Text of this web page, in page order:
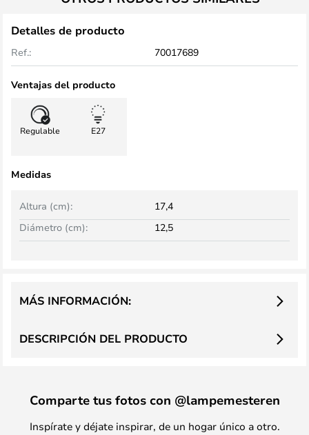
Detalles de producto
Ref.: 70017689
Ventajas del producto
Regulable E27
Medidas
Altura (cm):
17,4
Diámetro (cm):
12,5
DESCRIPCIÓN DEL PRODUCTO
MÁS INFORMACIÓN:
Comparte tus fotos con @lampemesteren
Inspírate y déjate inspirar, de un hogar único a otro.